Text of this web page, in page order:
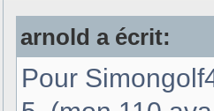
arnold a écrit:
Pour